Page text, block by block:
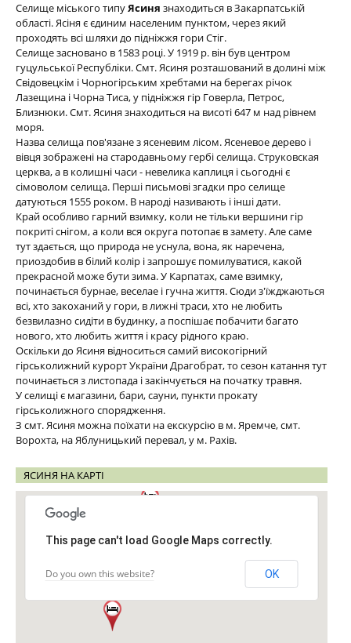
Селище міського типуЯсиня знаходиться в Закарпатській
області. Ясіня є єдиним населеним пунктом, через який
проходять всі шляхи до підніжжя гори Стіг.
Селище засновано в 1583 році. У 1919 р. він був центром
гуцульської Республіки. Смт. Ясиня розташований в долині між
Свідовецкім і Чорногірським хребтами на берегах річок
Лазещина і Чорна Тиса, у підніжжя гір Говерла, Петрос,
Близнюки. Смт. Ясиня знаходиться на висоті 647 м над рівнем
моря.
Назва селища пов'язане з ясеневим лісом. Ясеневое дерево і
вівця зображені на стародавньому гербі селища. Струковская
церква, а в колишні часи - невелика каплиця і сьогодні є
сімоволом селища. Перші письмові згадки про селище
датуються 1555 роком. В народі називають і інші дати.
Край особливо гарний взимку, коли не тільки вершини гір
покриті снігом, а коли вся округа потопає в замету. Але саме
тут здається, що природа не уснула, вона, як наречена,
приоздобив в білий колір і запрошує помилуватися, какой
прекрасной може бути зима. У Карпатах, саме взимку,
починається бурнае, веселае і гучна життя. Сюди з'їжджаються
всі, хто закоханий у гори, в лижні траси, хто не любить
безвилазно сидіти в будинку, а поспішає побачити багато
нового, хто любить життя і красу рідного краю.
Оскільки до Ясиня відноситься самий високогірний
гірськолижний курорт України Драгобрат, то сезон катання тут
починається з листопада і закінчується на початку травня.
У селищі є магазини, бари, сауни, пункти прокату
гірськолижного спорядження.
З смт. Ясиня можна поїхати на екскурсію в м. Яремче, смт.
Ворохта, на Яблуницький перевал, у м. Рахів.
ЯСИНЯ НА КАРТІ
This page can't load Google Maps correctly.
Do you own this website? OK